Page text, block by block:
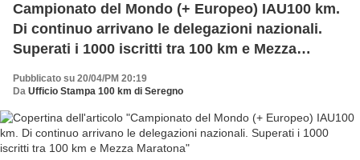
Campionato del Mondo (+ Europeo) IAU100 km.
Di continuo arrivano le delegazioni nazionali.
Superati i 1000 iscritti tra 100 km e Mezza
Pubblicato su 20/04/PM 20:19
Da Ufficio Stampa 100 km di Seregno